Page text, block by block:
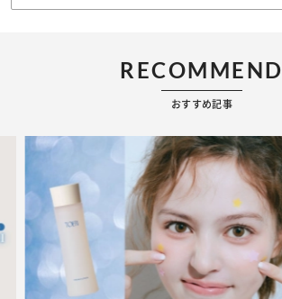
RECOMMEND
おすすめ記事